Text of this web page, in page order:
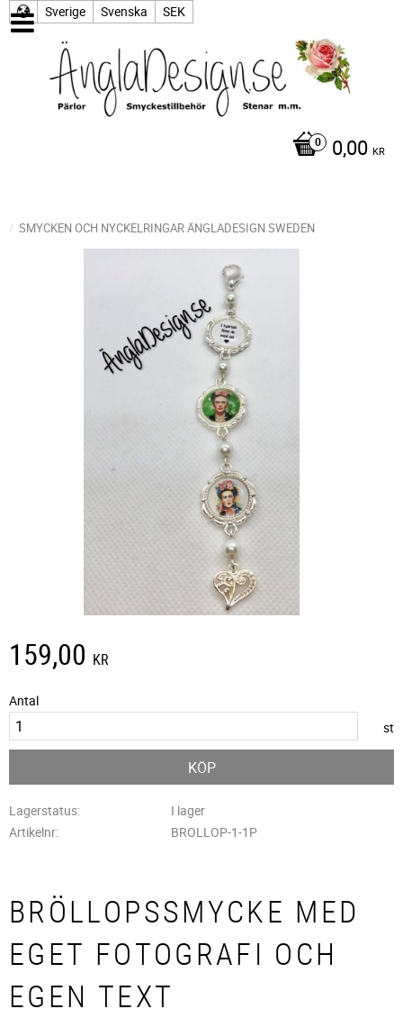
Sverige Svenska SEK
0,00 KR
SMYCKEN OCH NYCKELRINGAR ÄNGLADESIGN SWEDEN
159,00 KR
Antal
st
KÖP
Lagerstatus
I lager
Artikelnr
BROLLOP-1-1P
BRÖLLOPSSMYCKE MED
EGET FOTOGRAFI OCH
EGEN TEXT